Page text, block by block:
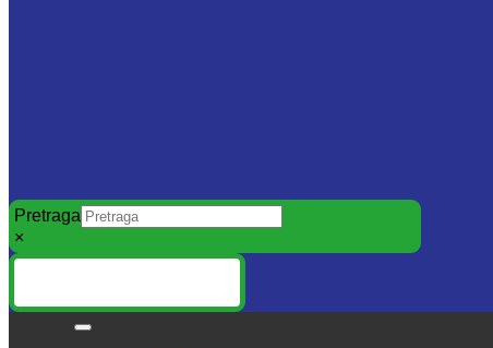
Pretraga
×